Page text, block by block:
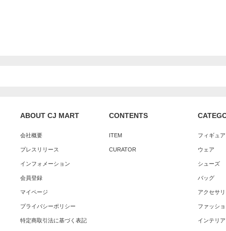
ABOUT CJ MART
会社概要
プレスリリース
インフォメーション
会員登録
マイページ
プライバシーポリシー
特定商取引法に基づく表記
CONTENTS
ITEM
CURATOR
フィギュ
ウェア
シューズ
バッグ
アクセサ
ファッシ
インテリア